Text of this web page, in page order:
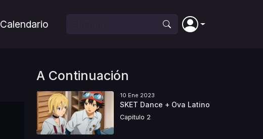
Calendario
A Continuación
10 Ene 2023
SKET Dance + Ova Latino
Capitulo 2